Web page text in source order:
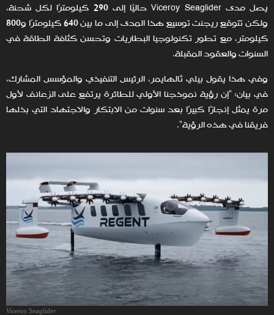
يصل مدى Viceroy Seaglider حاليًا إلى 290 كيلومترًا لكل شحنة،
ولكن تتوقع ريجنت توسيع هذا المدى إلى ما بين 640 كيلومترًا و800
كيلومتر، مع تطور تكنولوجيا البطاريات وتحسن كثافة الطاقة في
السنوات والعقود المقبلة.
وفي هذا يقول بيلي ثالهايمر، الرئيس التنفيذي والمؤسس المشارك،
في بيان: "إن رؤية نموذجنا الأولي للطائرة يرتفع على الزعانف لأول
مرة يمثل إنجازًا كبيرًا بعد سنوات من الابتكار والاجتهاد التي بذلها
فريقنا في هذه الرؤية".
Viceroy Seaglider